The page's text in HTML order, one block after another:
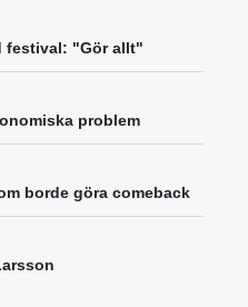
festival: "Gör allt"
problem
borde göra comeback